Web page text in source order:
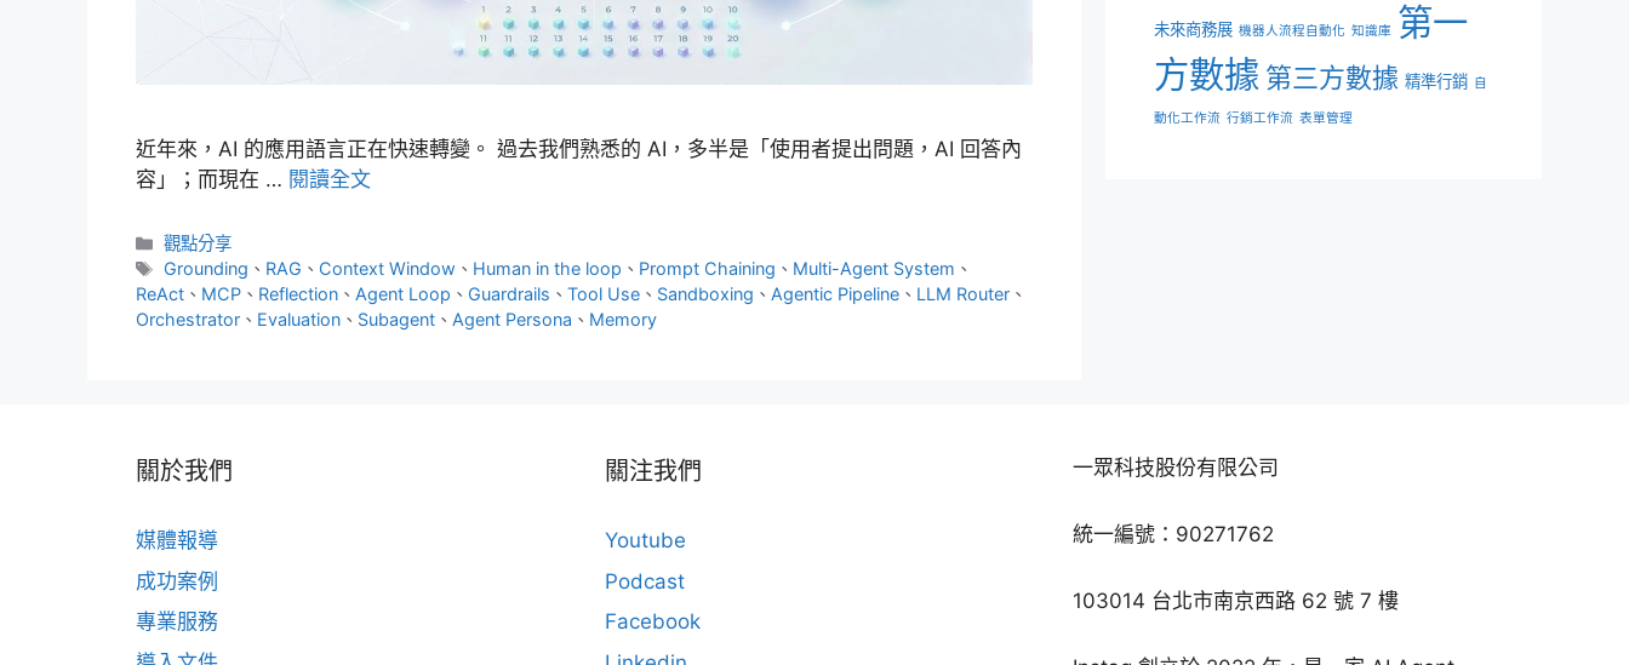
近年來，AI 的應用語言正在快速轉變。 過去我們熟悉的 AI，多半是「使用者提出問題，AI 回答內
容」；而現在 … 閱讀全文
分
類
觀點分享
標
籤
Grounding 、 RAG 、 Context Window 、 Human in the loop 、 Prompt Chaining 、 Multi-Agent System 、
ReAct 、 MCP 、 Reflection 、 Agent Loop 、 Guardrails 、 Tool Use 、 Sandboxing 、 Agentic Pipeline 、 LLM Router 、
Orchestrator 、 Evaluation 、 Subagent 、 Agent Persona 、 Memory
未來商務展 機器人流程自動化 知識庫 第一
方數據 第三方數據 精準行銷 自
動化工作流 行銷工作流 表單管理
關於我們
媒體報導
成功案例
專業服務
關注我們
Youtube
Podcast
Facebook
一眾科技股份有限公司
統一編號：90271762
103014 台北市南京西路 62 號 7 樓